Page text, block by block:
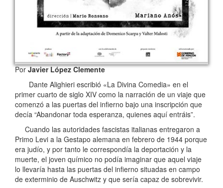
PorJavier López Clemente
Dante Alighieri escribió «La Divina Comedia» en el
primer cuarto de siglo XIV como la narración de un viaje que
comenzó a las puertas del infierno bajo una inscripción que
decía “Abandonar toda esperanza, quienes aquí entráis”.
Cuando las autoridades fascistas italianas entregaron a
Primo Levi a la Gestapo alemana en febrero de 1944 porque
era judío, y por tanto le correspondía la deportación y la
muerte, el joven químico no podía imaginar que aquel viaje
lo llevaría hasta las puertas del infierno situadas en campo
de exterminio de Auschwitz y que sería capaz de sobrevivir.